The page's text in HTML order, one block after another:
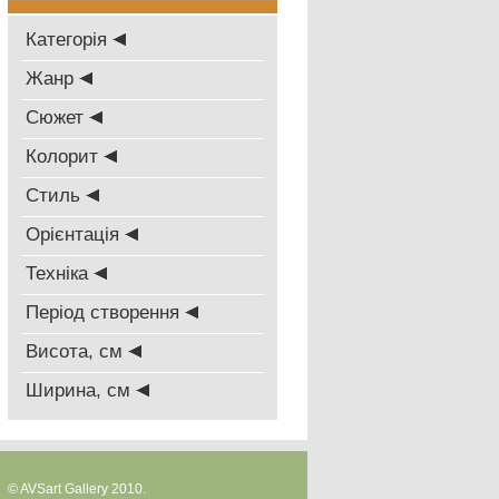
Категорія
Жанр
Сюжет
Колорит
Стиль
Oрієнтація
Техніка
Період створення
Висота, см
Ширина, см
© AVSart Gallery 2010.